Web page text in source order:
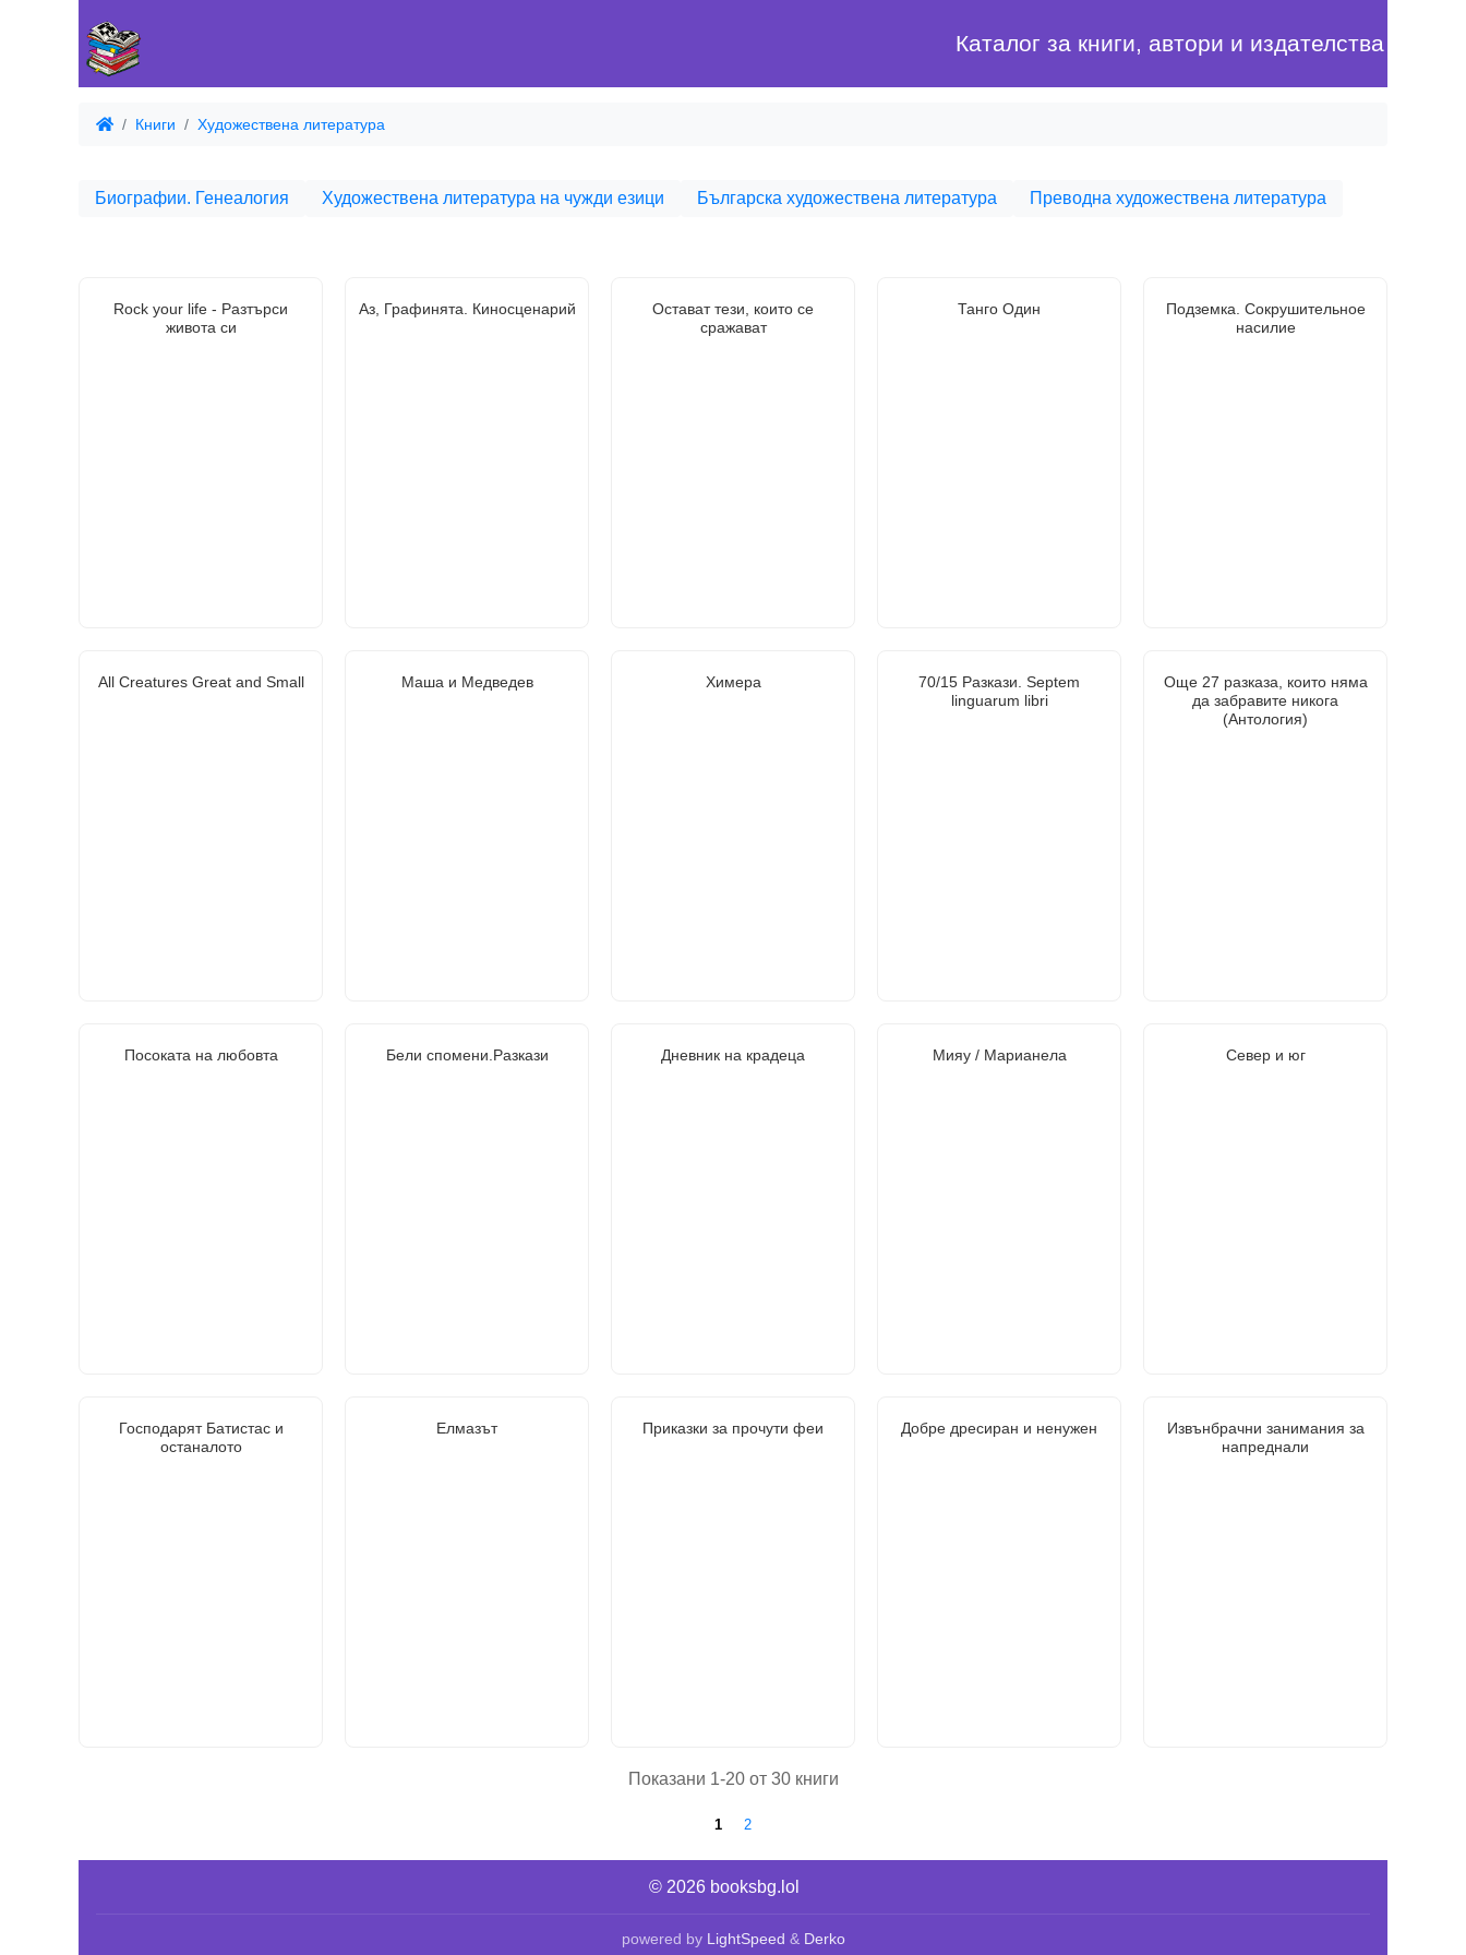
Каталог за книги, автори и издателства
Книги Художествена литература
Биографии. Генеалогия Художествена литература на чужди езици Българска художествена литература Преводна художествена литература
Rock your life - Разтърси
живота си
Аз, Графинята. Киносценарий
Остават тези, които се
сражават
Танго Один
Подземка. Сокрушительное
насилие
All Creatures Great and Small Маша и Медведев Химера
70/15 Разкази. Septem
linguarum libri
Още 27 разказа, които няма
да забравите никога
(Антология)
Посоката на любовта Бели спомени.Разкази Дневник на крадеца Мияу / Марианела Север и юг
Господарят Батистас и
останалото
Елмазът Приказки за прочути феи Добре дресиран и ненужен
Извънбрачни занимания за
напреднали
Показани 1-20 от 30 книги
1 2
© 2026 booksbg.lol
powered by LightSpeed & Derko